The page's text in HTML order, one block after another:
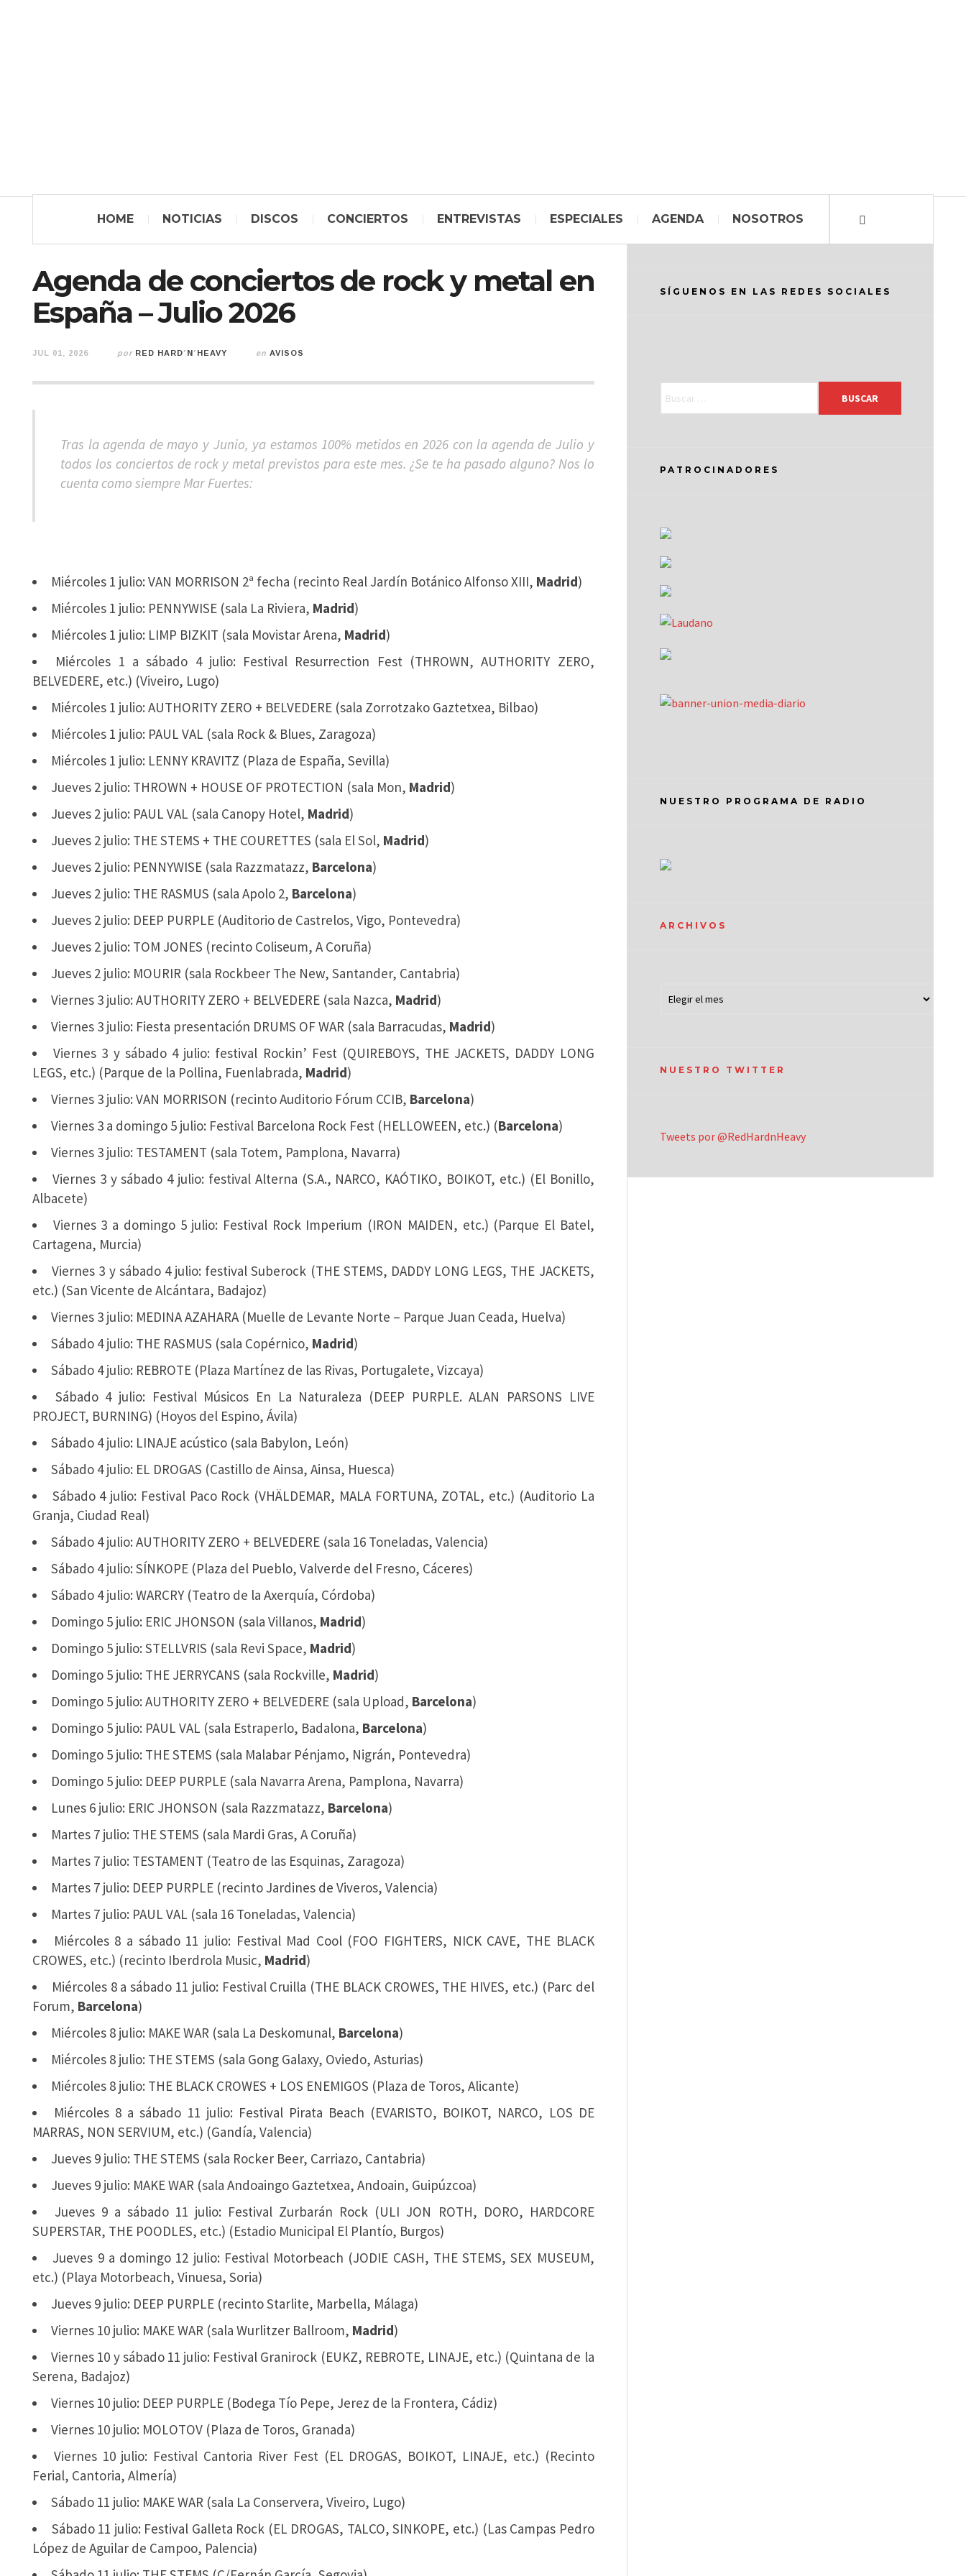
HOME NOTICIAS DISCOS CONCIERTOS ENTREVISTAS ESPECIALES AGENDA NOSOTROS
Agenda de conciertos de rock y metal en
España – Julio 2026
JUL 01, 2026 por RED HARD´N´HEAVY en AVISOS
Tras la agenda de mayo y Junio, ya estamos 100% metidos en 2026 con la agenda de Julio y
todos los conciertos de rock y metal previstos para este mes. ¿Se te ha pasado alguno? Nos lo
cuenta como siempre Mar Fuertes:
Miércoles 1 julio: VAN MORRISON 2ª fecha (recinto Real Jardín Botánico Alfonso XIII, Madrid)
Miércoles 1 julio: PENNYWISE (sala La Riviera, Madrid)
Miércoles 1 julio: LIMP BIZKIT (sala Movistar Arena, Madrid)
Miércoles 1 a sábado 4 julio: Festival Resurrection Fest (THROWN, AUTHORITY ZERO,
BELVEDERE, etc.) (Viveiro, Lugo)
Miércoles 1 julio: AUTHORITY ZERO + BELVEDERE (sala Zorrotzako Gaztetxea, Bilbao)
Miércoles 1 julio: PAUL VAL (sala Rock & Blues, Zaragoza)
Miércoles 1 julio: LENNY KRAVITZ (Plaza de España, Sevilla)
Jueves 2 julio: THROWN + HOUSE OF PROTECTION (sala Mon, Madrid)
Jueves 2 julio: PAUL VAL (sala Canopy Hotel, Madrid)
Jueves 2 julio: THE STEMS + THE COURETTES (sala El Sol, Madrid)
Jueves 2 julio: PENNYWISE (sala Razzmatazz, Barcelona)
Jueves 2 julio: THE RASMUS (sala Apolo 2, Barcelona)
Jueves 2 julio: DEEP PURPLE (Auditorio de Castrelos, Vigo, Pontevedra)
Jueves 2 julio: TOM JONES (recinto Coliseum, A Coruña)
Jueves 2 julio: MOURIR (sala Rockbeer The New, Santander, Cantabria)
Viernes 3 julio: AUTHORITY ZERO + BELVEDERE (sala Nazca, Madrid)
Viernes 3 julio: Fiesta presentación DRUMS OF WAR (sala Barracudas, Madrid)
Viernes 3 y sábado 4 julio: festival Rockin’ Fest (QUIREBOYS, THE JACKETS, DADDY LONG
LEGS, etc.) (Parque de la Pollina, Fuenlabrada, Madrid)
Viernes 3 julio: VAN MORRISON (recinto Auditorio Fórum CCIB, Barcelona)
Viernes 3 a domingo 5 julio: Festival Barcelona Rock Fest (HELLOWEEN, etc.) (Barcelona)
Viernes 3 julio: TESTAMENT (sala Totem, Pamplona, Navarra)
Viernes 3 y sábado 4 julio: festival Alterna (S.A., NARCO, KAÓTIKO, BOIKOT, etc.) (El Bonillo,
Albacete)
Viernes 3 a domingo 5 julio: Festival Rock Imperium (IRON MAIDEN, etc.) (Parque El Batel,
Cartagena, Murcia)
Viernes 3 y sábado 4 julio: festival Suberock (THE STEMS, DADDY LONG LEGS, THE JACKETS,
etc.) (San Vicente de Alcántara, Badajoz)
Viernes 3 julio: MEDINA AZAHARA (Muelle de Levante Norte – Parque Juan Ceada, Huelva)
Sábado 4 julio: THE RASMUS (sala Copérnico, Madrid)
Sábado 4 julio: REBROTE (Plaza Martínez de las Rivas, Portugalete, Vizcaya)
Sábado 4 julio: Festival Músicos En La Naturaleza (DEEP PURPLE. ALAN PARSONS LIVE
PROJECT, BURNING) (Hoyos del Espino, Ávila)
Sábado 4 julio: LINAJE acústico (sala Babylon, León)
Sábado 4 julio: EL DROGAS (Castillo de Ainsa, Ainsa, Huesca)
Sábado 4 julio: Festival Paco Rock (VHÄLDEMAR, MALA FORTUNA, ZOTAL, etc.) (Auditorio La
Granja, Ciudad Real)
Sábado 4 julio: AUTHORITY ZERO + BELVEDERE (sala 16 Toneladas, Valencia)
Sábado 4 julio: SÍNKOPE (Plaza del Pueblo, Valverde del Fresno, Cáceres)
Sábado 4 julio: WARCRY (Teatro de la Axerquía, Córdoba)
Domingo 5 julio: ERIC JHONSON (sala Villanos, Madrid)
Domingo 5 julio: STELLVRIS (sala Revi Space, Madrid)
Domingo 5 julio: THE JERRYCANS (sala Rockville, Madrid)
Domingo 5 julio: AUTHORITY ZERO + BELVEDERE (sala Upload, Barcelona)
Domingo 5 julio: PAUL VAL (sala Estraperlo, Badalona, Barcelona)
Domingo 5 julio: THE STEMS (sala Malabar Pénjamo, Nigrán, Pontevedra)
Domingo 5 julio: DEEP PURPLE (sala Navarra Arena, Pamplona, Navarra)
Lunes 6 julio: ERIC JHONSON (sala Razzmatazz, Barcelona)
Martes 7 julio: THE STEMS (sala Mardi Gras, A Coruña)
Martes 7 julio: TESTAMENT (Teatro de las Esquinas, Zaragoza)
Martes 7 julio: DEEP PURPLE (recinto Jardines de Viveros, Valencia)
Martes 7 julio: PAUL VAL (sala 16 Toneladas, Valencia)
Miércoles 8 a sábado 11 julio: Festival Mad Cool (FOO FIGHTERS, NICK CAVE, THE BLACK
CROWES, etc.) (recinto Iberdrola Music, Madrid)
Miércoles 8 a sábado 11 julio: Festival Cruilla (THE BLACK CROWES, THE HIVES, etc.) (Parc del
Forum, Barcelona)
Miércoles 8 julio: MAKE WAR (sala La Deskomunal, Barcelona)
Miércoles 8 julio: THE STEMS (sala Gong Galaxy, Oviedo, Asturias)
Miércoles 8 julio: THE BLACK CROWES + LOS ENEMIGOS (Plaza de Toros, Alicante)
Miércoles 8 a sábado 11 julio: Festival Pirata Beach (EVARISTO, BOIKOT, NARCO, LOS DE
MARRAS, NON SERVIUM, etc.) (Gandía, Valencia)
Jueves 9 julio: THE STEMS (sala Rocker Beer, Carriazo, Cantabria)
Jueves 9 julio: MAKE WAR (sala Andoaingo Gaztetxea, Andoain, Guipúzcoa)
Jueves 9 a sábado 11 julio: Festival Zurbarán Rock (ULI JON ROTH, DORO, HARDCORE
SUPERSTAR, THE POODLES, etc.) (Estadio Municipal El Plantío, Burgos)
Jueves 9 a domingo 12 julio: Festival Motorbeach (JODIE CASH, THE STEMS, SEX MUSEUM,
etc.) (Playa Motorbeach, Vinuesa, Soria)
Jueves 9 julio: DEEP PURPLE (recinto Starlite, Marbella, Málaga)
Viernes 10 julio: MAKE WAR (sala Wurlitzer Ballroom, Madrid)
Viernes 10 y sábado 11 julio: Festival Granirock (EUKZ, REBROTE, LINAJE, etc.) (Quintana de la
Serena, Badajoz)
Viernes 10 julio: DEEP PURPLE (Bodega Tío Pepe, Jerez de la Frontera, Cádiz)
Viernes 10 julio: MOLOTOV (Plaza de Toros, Granada)
Viernes 10 julio: Festival Cantoria River Fest (EL DROGAS, BOIKOT, LINAJE, etc.) (Recinto
Ferial, Cantoria, Almería)
Sábado 11 julio: MAKE WAR (sala La Conservera, Viveiro, Lugo)
Sábado 11 julio: Festival Galleta Rock (EL DROGAS, TALCO, SINKOPE, etc.) (Las Campas Pedro
López de Aguilar de Campoo, Palencia)
SÍGUENOS EN LAS REDES SOCIALES
PATROCINADORES
NUESTRO PROGRAMA DE RADIO
ARCHIVOS
NUESTRO TWITTER
Tweets por @RedHardnHeavy